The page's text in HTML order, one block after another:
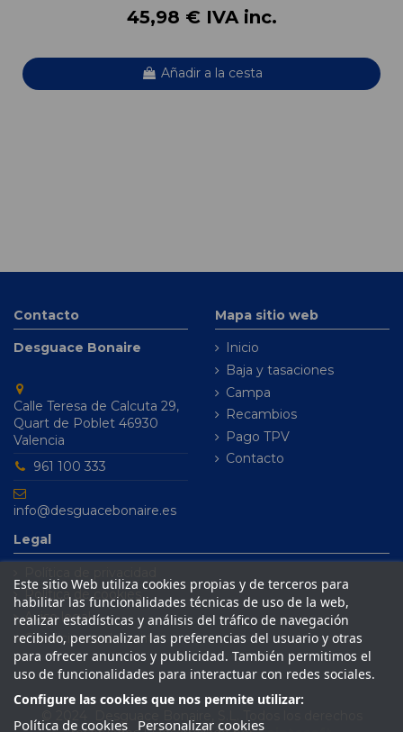
45,98 € IVA inc.
Añadir a la cesta
Contacto
Desguace Bonaire
Calle Teresa de Calcuta 29,
Quart de Poblet 46930
Valencia
961 100 333
info@desguacebonaire.es
Mapa sitio web
Inicio
Baja y tasaciones
Campa
Recambios
Pago TPV
Contacto
Legal
Política de cookies
Aviso legal
Condiciones de venta
Este sitio Web utiliza cookies propias y de terceros para
habilitar las funcionalidades técnicas de uso de la web,
realizar estadísticas y análisis del tráfico de navegación
recibido, personalizar las preferencias del usuario y otras
para ofrecer anuncios y publicidad. También permitimos el
uso de funcionalidades para interactuar con redes sociales.
Configure las cookies que nos permite utilizar:
Política de cookies Personalizar cookies